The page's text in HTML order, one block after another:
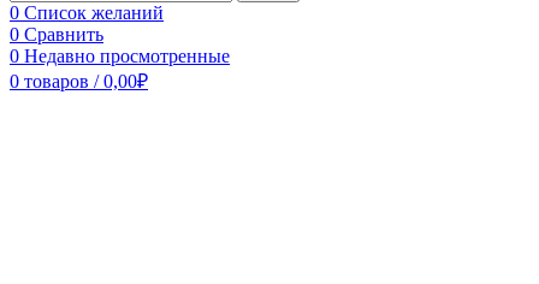
0 Список желаний
0 Сравнить
0 Недавно просмотренные
0 товаров / 0,00₽